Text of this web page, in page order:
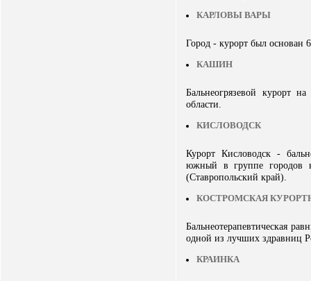
КАРЛОВЫ ВАРЫ
Город - курорт был основан
КАШИН
Бальнеогрязевой курорт
области.
КИСЛОВОДСК
Курорт Кисловодск -
южный в группе городов
(Ставропольский край).
КОСТРОМСКАЯ
Бальнеотерапевтическая
одной из лучших здравниц
КРАИНКА